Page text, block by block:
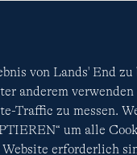
von Lands' End
anderem
Traffic zu messen.
um alle
erforderlich